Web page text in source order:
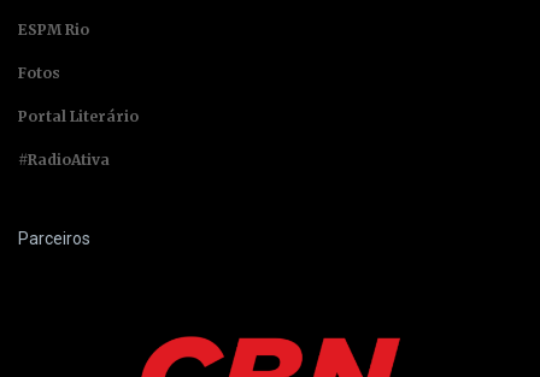
ESPM Rio
Fotos
Portal Literário
#RadioAtiva
Parceiros